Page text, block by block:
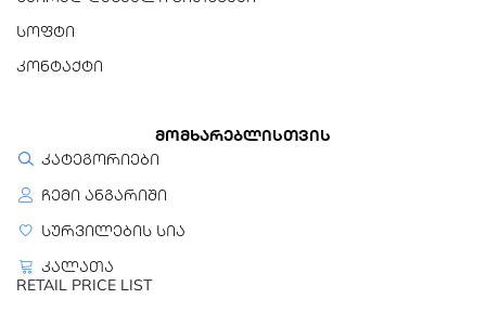
სოფტი
კონტაქტი
მომხარებლისთვის
კატეგორიები
ჩემი ანგარიში
სურვილების სია
კალათა
RETAIL PRICE LIST